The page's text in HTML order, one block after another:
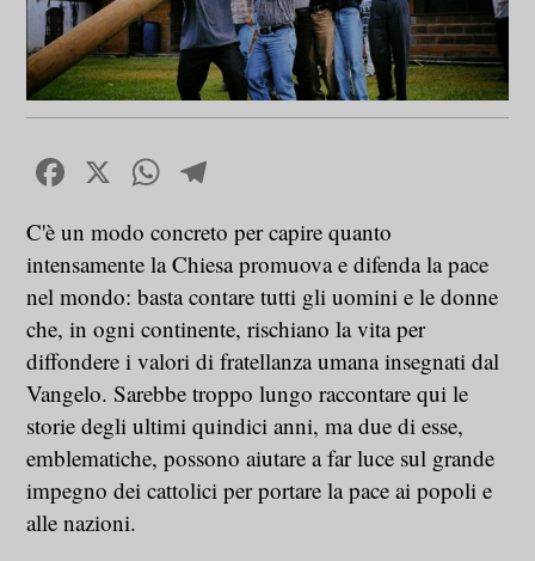
Facebook
X WhatsApp
C'è un modo concreto per capire quanto
intensamente la Chiesa promuova e difenda la pace
nel mondo: basta contare tutti gli uomini e le donne
che, in ogni continente, rischiano la vita per
diffondere i valori di fratellanza umana insegnati dal
Vangelo. Sarebbe troppo lungo raccontare qui le
storie degli ultimi quindici anni, ma due di esse,
emblematiche, possono aiutare a far luce sul grande
impegno dei cattolici per portare la pace ai popoli e
alle nazioni.